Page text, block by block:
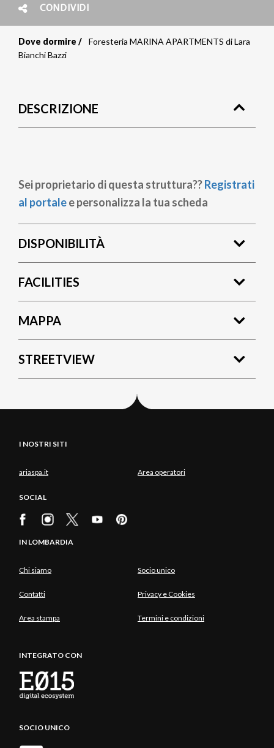
CONDIVIDI
Briciole
pane
Dove dormire
Foresteria MARINA APARTMENTS di Lara
Bianchi Bazzi
DESCRIZIONE
Sei proprietario di questa struttura??Registrati
al portalee personalizza la tua scheda
DISPONIBILITÀ
FACILITIES
MAPPA
STREETVIEW
I NOSTRI SITI
ariaspa.it Area operatori
SOCIAL
IN LOMBARDIA
Chi siamo Socio unico
Contatti Privacy e Cookies
Area stampa Termini e condizioni
INTEGRATO CON
SOCIO UNICO